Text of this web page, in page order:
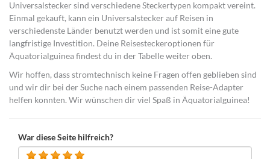
Universalstecker sind verschiedene Steckertypen kompakt vereint.
Einmal gekauft, kann ein Universalstecker auf Reisen in
verschiedenste Länder benutzt werden und ist somit eine gute
langfristige Investition. Deine Reisesteckeroptionen für
Äquatorialguinea findest du in der Tabelle weiter oben.
Wir hoffen, dass stromtechnisch keine Fragen offen geblieben sind
und wir dir bei der Suche nach einem passenden Reise-Adapter
helfen konnten. Wir wünschen dir viel Spaß in Äquatorialguinea!
War diese Seite hilfreich?